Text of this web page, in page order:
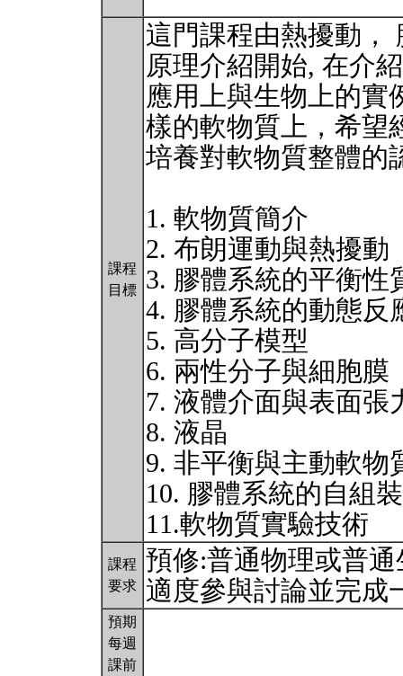
課程
目標
這門課程由熱擾動，
原理介紹開始, 在介
應用上與生物上的實
樣的軟物質上，希望
培養對軟物質整體的
1. 軟物質簡介
2. 布朗運動與熱擾動
3. 膠體系統的平衡性
4. 膠體系統的動態反
5. 高分子模型
6. 兩性分子與細胞膜
7. 液體介面與表面張
8. 液晶
9. 非平衡與主動軟物
10. 膠體系統的自組裝
11.軟物質實驗技術
課程
要求
預修:普通物理或普通
適度參與討論並完
預期
每週
課前